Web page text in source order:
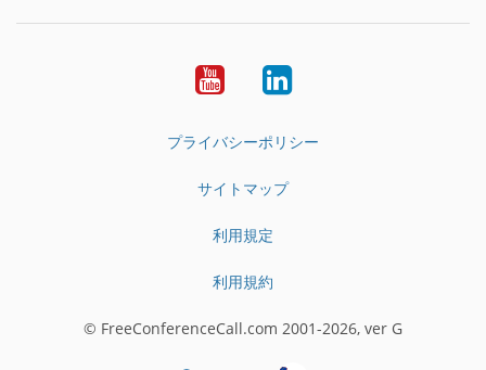
YouTubeLinkedIn
プライバシーポリシー
サイトマップ
利用規定
利用規約
© FreeConferenceCall.com 2001-2026, ver G